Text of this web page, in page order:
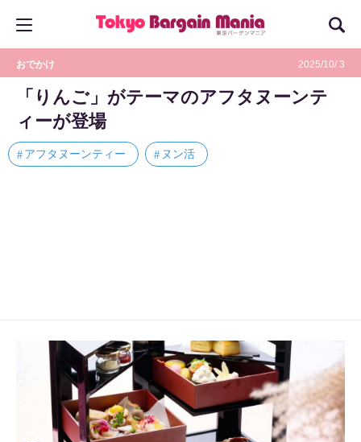
おでかけ 2025/10/ 3
「りんご」がテーマのアフタヌーンテ
ィーが登場
アフタヌーンティー ヌン活